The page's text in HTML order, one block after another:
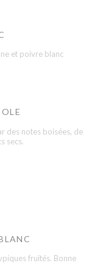
et poivre blanc
des notes boisées, de
secs.
fruités. Bonne